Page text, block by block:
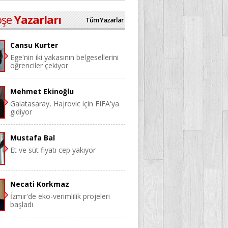
Yazarları Tüm Yazarlar
Cansu Kurter
Ege'nin iki yakasının belgesellerini
öğrenciler çekiyor
Mehmet Ekinoğlu
Galatasaray, Hajrovic için FIFA'ya
gidiyor
Mustafa Bal
Et ve süt fiyatı cep yakıyor
Necati Korkmaz
İzmir'de eko-verimlilik projeleri
başladı